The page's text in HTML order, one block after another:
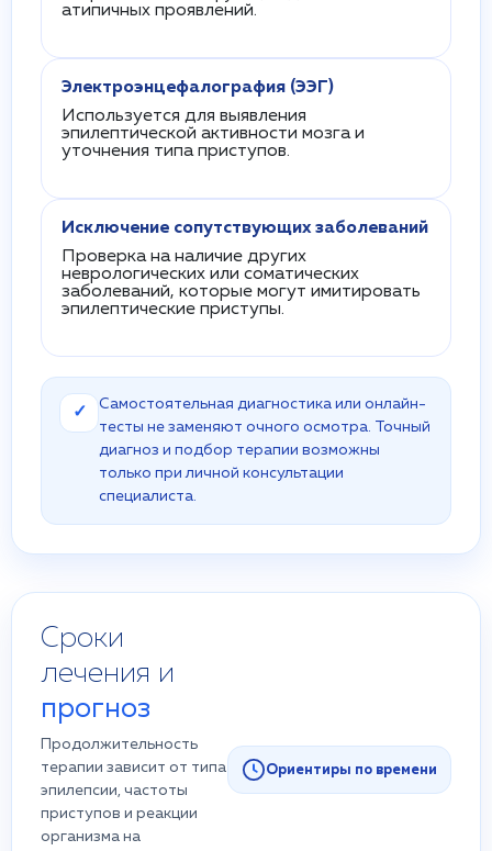
атипичных проявлений.
Электроэнцефалография (ЭЭГ)
Используется для выявления
эпилептической активности мозга и
уточнения типа приступов.
Исключение сопутствующих заболеваний
Проверка на наличие других
неврологических или соматических
заболеваний, которые могут имитировать
эпилептические приступы.
✓
Самостоятельная диагностика или онлайн-
тесты не заменяют очного осмотра. Точный
диагноз и подбор терапии возможны
только при личной консультации
специалиста.
Сроки
лечения и
прогноз
Продолжительность
терапии зависит от типа
эпилепсии, частоты
приступов и реакции
организма на
Ориентиры по времени